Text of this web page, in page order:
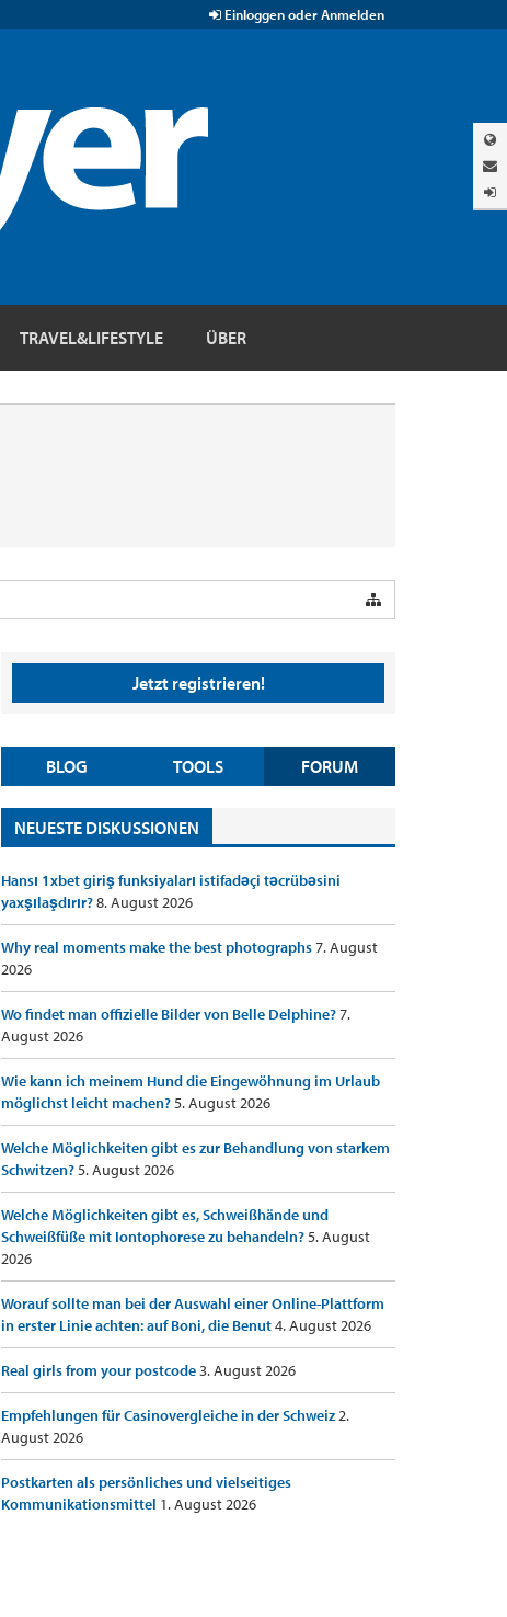
Einloggen oder Anmelden
TRAVEL&LIFESTYLE ÜBER
Jetzt registrieren!
BLOG TOOLS FORUM
NEUESTE DISKUSSIONEN
Hansı 1xbet giriş funksiyaları istifadəçi təcrübəsini
yaxşılaşdırır?8. August 2026
Why real moments make the best photographs7. August
2026
Wo findet man offizielle Bilder von Belle Delphine?7.
August 2026
Wie kann ich meinem Hund die Eingewöhnung im Urlaub
möglichst leicht machen?5. August 2026
Welche Möglichkeiten gibt es zur Behandlung von starkem
Schwitzen?5. August 2026
Welche Möglichkeiten gibt es, Schweißhände und
Schweißfüße mit Iontophorese zu behandeln?5. August
2026
Worauf sollte man bei der Auswahl einer Online-Plattform
in erster Linie achten: auf Boni, die Benut4. August 2026
Real girls from your postcode3. August 2026
Empfehlungen für Casinovergleiche in der Schweiz2.
August 2026
Postkarten als persönliches und vielseitiges
Kommunikationsmittel 1. August 2026